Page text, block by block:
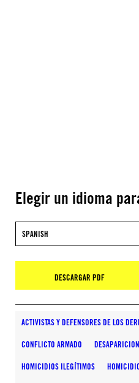
Elegir un idioma
SPANISH
DESCARGAR PDF
ACTIVISTAS Y DEFENSORES DE LOS
CONFLICTO ARMADO
HOMICIDIOS ILEGÍTIMOS